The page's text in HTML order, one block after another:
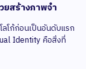
ยสร้างภาพจำ
โก้ก่อนเป็นอันดับแรก
Identity คือสิ่งที่